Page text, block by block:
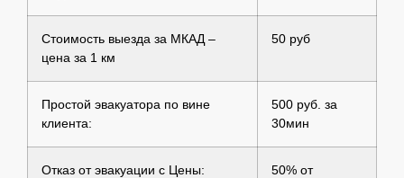
Стоимость выезда за МКАД –
цена за 1 км
50 руб
Простой эвакуатора по вине
клиента:
500 руб. за
30мин
Отказ от эвакуации с Цены:
50% от